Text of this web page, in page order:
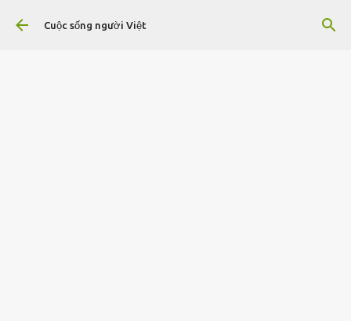
Chuyển đến nội dung chính
Cuộc sống người Việt